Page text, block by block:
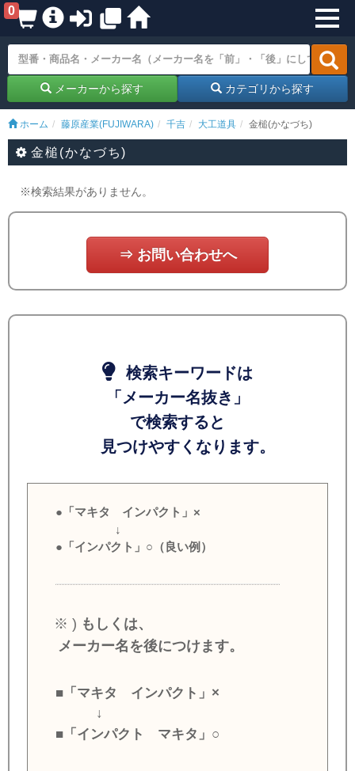
0
メーカーから探す カテゴリから探す
ホーム 藤原産業(FUJIWARA) 千吉 大工道具 金槌(かなづち)
金槌(かなづち)
※検索結果がありません。
⇒ お問い合わせへ
検索キーワードは
「メーカー名抜き」
で検索すると
見つけやすくなります。
●「マキタ インパクト」×
↓
●「インパクト」○（良い例）
※ ) もしくは、
メーカー名を後につけます。
■「マキタ インパクト」×
↓
■「インパクト マキタ」○